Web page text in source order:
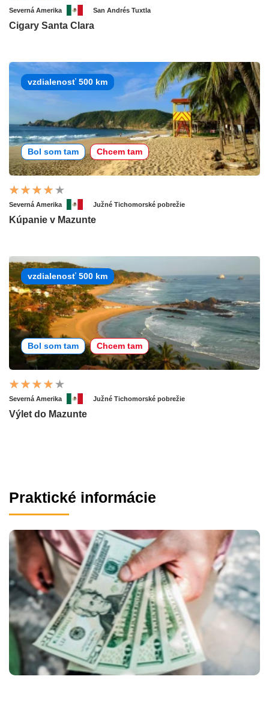
Severná Amerika San Andrés Tuxtla
Cigary Santa Clara
vzdialenosť 500 km
Bol som tam Chcem tam
Severná Amerika Južné Tichomorské pobrežie
Kúpanie v Mazunte
vzdialenosť 500 km
Bol som tam Chcem tam
Severná Amerika Južné Tichomorské pobrežie
Výlet do Mazunte
Praktické informácie